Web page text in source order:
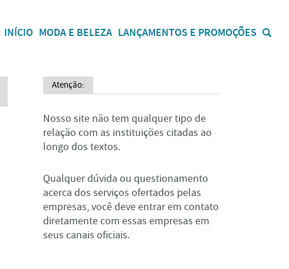
INÍCIO MODA E BELEZA LANÇAMENTOS E PROMOÇÕES
Atenção:
Nosso site não tem qualquer tipo de
relação com as instituições citadas ao
longo dos textos.
Qualquer dúvida ou questionamento
acerca dos serviços ofertados pelas
empresas, você deve entrar em contato
diretamente com essas empresas em
seus canais oficiais.